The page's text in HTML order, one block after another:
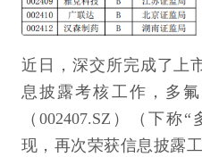
近日，深交所完成了上
息披露考核工作，多
（002407.SZ）（下称
现，再次荣获信息披露